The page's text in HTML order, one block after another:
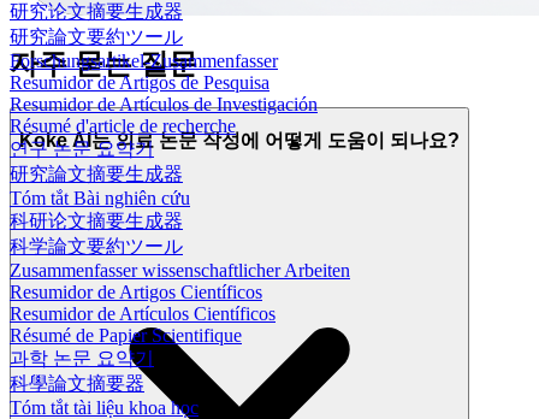
研究论文摘要生成器
研究論文要約ツール
Forschungsartikel-Zusammenfasser
Resumidor de Artigos de Pesquisa
Resumidor de Artículos de Investigación
Résumé d'article de recherche
연구 논문 요약기
研究論文摘要生成器
Tóm tắt Bài nghiên cứu
科研论文摘要生成器
科学論文要約ツール
Zusammenfasser wissenschaftlicher Arbeiten
Resumidor de Artigos Científicos
Resumidor de Artículos Científicos
Résumé de Papier Scientifique
과학 논문 요약기
科學論文摘要器
Tóm tắt tài liệu khoa học
자주 묻는 질문
Koke AI는 의료 논문 작성에 어떻게 도움이 되나요?